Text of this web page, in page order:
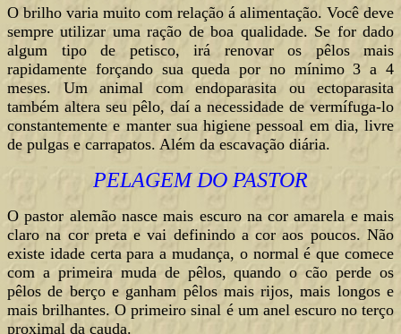
O brilho varia muito com relação á alimentação. Você deve
sempre utilizar uma ração de boa qualidade. Se for dado
algum tipo de petisco, irá renovar os pêlos mais
rapidamente forçando sua queda por no mínimo 3 a 4
meses. Um animal com endoparasita ou ectoparasita
também altera seu pêlo, daí a necessidade de vermífuga-lo
constantemente e manter sua higiene pessoal em dia, livre
de pulgas e carrapatos. Além da escavação diária.
PELAGEM DO PASTOR
O pastor alemão nasce mais escuro na cor amarela e mais
claro na cor preta e vai definindo a cor aos poucos. Não
existe idade certa para a mudança, o normal é que comece
com a primeira muda de pêlos, quando o cão perde os
pêlos de berço e ganham pêlos mais rijos, mais longos e
mais brilhantes. O primeiro sinal é um anel escuro no terço
proximal da cauda.